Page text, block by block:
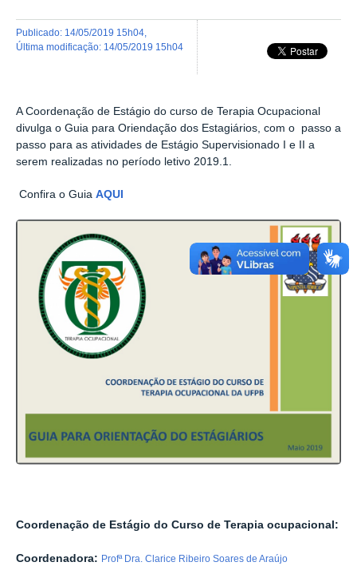
publicado: 14/05/2019 15h04
última modificação: 14/05/2019 15h04
A Coordenação de Estágio do curso de Terapia Ocupacional
divulga o Guia para Oriendação dos Estagiários, com o passo a
passo para as atividades de Estágio Supervisionado I e II a
serem realizadas no período letivo 2019.1.
Confira o Guia AQUI
Coordenação de Estágio do Curso de Terapia ocupacional:
Coordenadora: Profª Dra. Clarice Ribeiro Soares de Araújo